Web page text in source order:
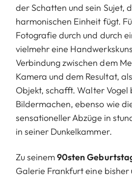
der Schatten und sein Sujet,
harmonischen Einheit fügt.
Fotografie durch und durch
vielmehr eine
Verbindung zwischen dem
Kamera und dem Resultat,
Objekt, schafft. Walter Vogel
Bildermachen, ebenso wie
sensationeller Abzüge in
in seiner Dunkelkammer.
Zu seinem90sten
Galerie Frankfurt eine bisher